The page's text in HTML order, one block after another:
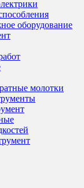
оборудование
молотки